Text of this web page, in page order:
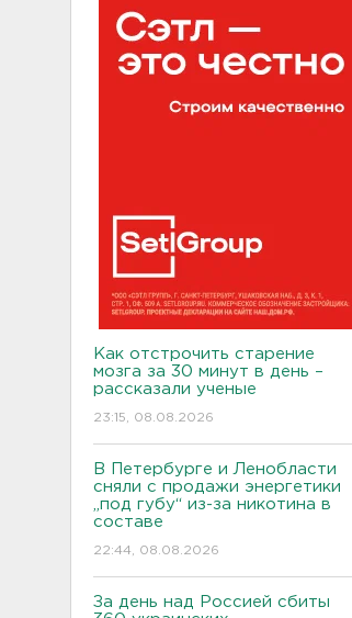
Как отстрочить старение
мозга за 30 минут в день –
рассказали ученые
23:15, 08.08.2026
В Петербурге и Ленобласти
сняли с продажи энергетики
„под губу“ из-за никотина в
составе
22:44, 08.08.2026
За день над Россией сбиты